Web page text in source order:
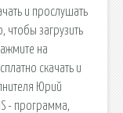
и прослушать
чтобы загрузить
на
скачать и
Юрий
- программа,